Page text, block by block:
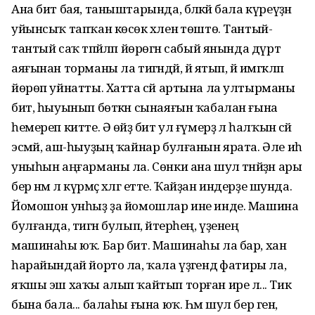
Ана бит бая, таныштарында, бәләкәй бала күреүҙән
уйынсыҡ тапҡан көсөк хәленә төштө. Тантый-
тантый саҡ тәпәйләп йөрөгән сабый янында дүрт
аяғынан торманы ла тигәндәй, йә ятып, йә имгәкләп
йөрөп уйнатты. Хатта сәй артына ла ултырманы
бит, һыуынып бөткән сынаяғын ҡабалан ғына
һемереп китте. Ә өйҙә бит ул ғүмерҙә лә һалҡын сәй
эсмәй, аш-һыуҙың ҡайнар булғанын ярата. Әле иһә
уныһын аңғарманы ла. Сөнки ана шул тәнәйҙән ары
бер нәмә лә күрмәҫ хәлгә етте. Ҡайҙан индерҙе шунда.
Йомошон унһыҙ ҙа йомошлар ине инде. Машина
булғанда, тигән булып, әйтерһең, үҙенең
машинаһы юҡ. Бар бит. Машинаһы ла бар, хан
һарайындай йорто ла, ҡала үҙәгендә фатиры ла,
яҡшы эш хаҡы алып ҡайтып торған ире лә... Тик
бына бала... балаһы ғына юҡ. Һәм шул бер генә,